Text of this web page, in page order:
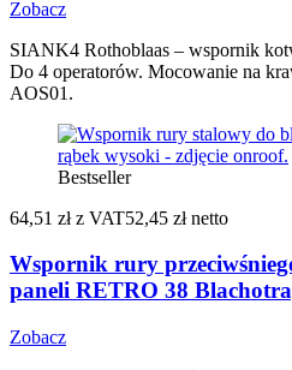
Zobacz
SIANK4 Rothoblaas – wspornik
Do 4 operatorów. Mocowanie na
AOS01.
Bestseller
64,51 zł z VAT52,45 zł netto
Wspornik rury
paneli RETRO 38
Zobacz